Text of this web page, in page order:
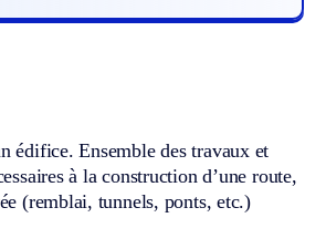
édifice. Ensemble des travaux et
à la construction d’une route,
(remblai, tunnels, ponts, etc.)